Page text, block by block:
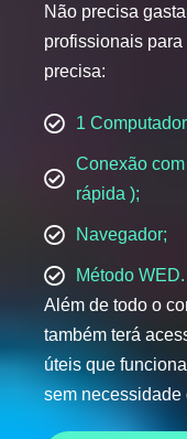
Não precisa
profissionais
precisa:
1
Conexão
rápida );
Navegador;
Método WED.
Além de todo o
também terá
úteis que
sem necessidade